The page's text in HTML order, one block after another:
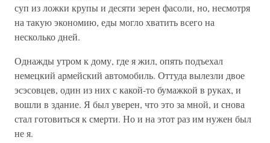
суп из ложки крупы и десяти зерен фасоли, но, несмотря
на такую экономию, еды могло хватить всего на
несколько дней.
Однажды утром к дому, где я жил, опять подъехал
немецкий армейский автомобиль. Оттуда вылезли двое
эсэсовцев, один из них с какой-то бумажкой в руках, и
вошли в здание. Я был уверен, что это за мной, и снова
стал готовиться к смерти. Но и на этот раз им нужен был
не я.